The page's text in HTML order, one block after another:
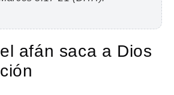
afán saca a Dios